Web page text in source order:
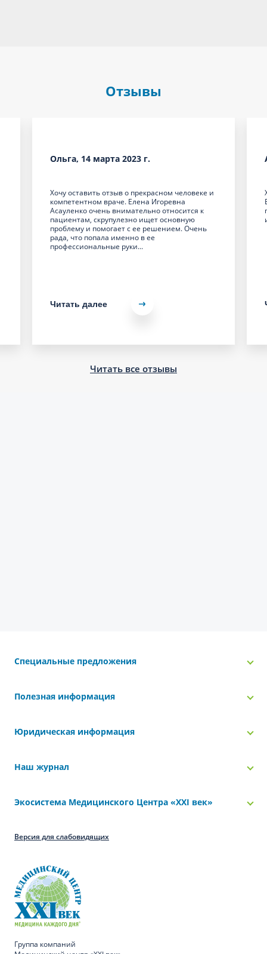
Отзывы
Ольга, 14 марта 2023 г.
Хочу оставить отзыв о прекрасном человеке и
компетентном враче. Елена Игоревна
Асауленко очень внимательно относится к
пациентам, скрупулезно ищет основную
проблему и помогает с ее решением. Очень
рада, что попала именно в ее
профессиональные руки...
Читать далее
Читать все отзывы
Специальные предложения
Полезная информация
Юридическая информация
Наш журнал
Экосистема Медицинского Центра «‎XXI век»
Версия для слабовидящих
Группа компаний